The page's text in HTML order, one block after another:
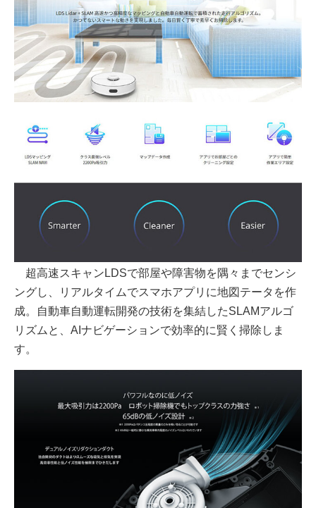
超高速スキャンLDSで部屋や障害物を隅々までセンシ
ングし、リアルタイムでスマホアプリに地図テータを作
成。自動車自動運転開発の技術を集結したSLAMアルゴ
リズムと、AIナビゲーションで効率的に賢く掃除しま
す。